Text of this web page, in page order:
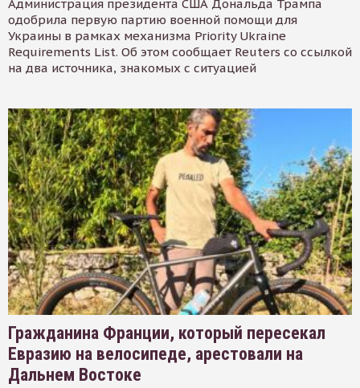
Администрация президента США Дональда Трампа
одобрила первую партию военной помощи для
Украины в рамках механизма Priority Ukraine
Requirements List. Об этом сообщает Reuters со ссылкой
на два источника, знакомых с ситуацией
Гражданина Франции, который пересекал
Евразию на велосипеде, арестовали на
Дальнем Востоке